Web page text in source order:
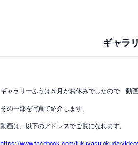
ギャラ
ギャラリーふうは５月がお休みでしたので、動画
その一部を写真で紹介します。
動画は、以下のアドレスでご覧になれます。
https://www.facebook.com/fukuyasu.okuda/